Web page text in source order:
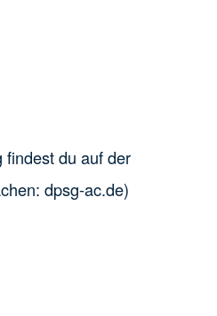
findest du auf der
dpsg-ac.de)